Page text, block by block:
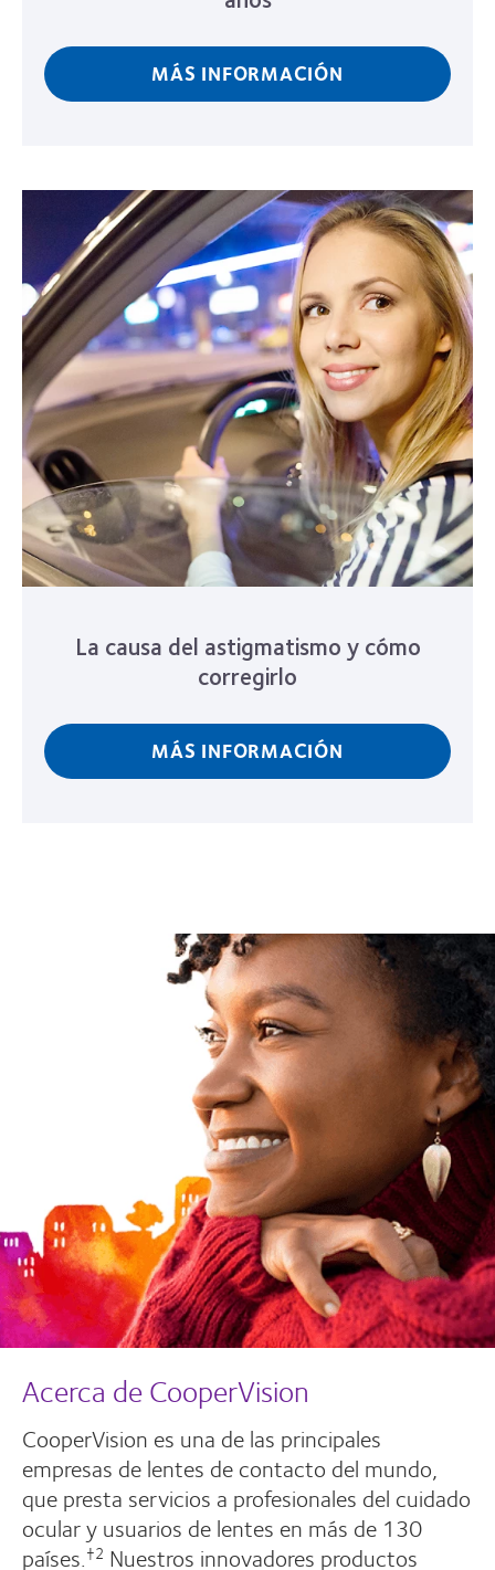
MÁS INFORMACIÓN
La causa del astigmatismo y cómo
corregirlo
MÁS INFORMACIÓN
Acerca de CooperVision
CooperVision es una de las principales
empresas de lentes de contacto del mundo,
que presta servicios a profesionales del cuidado
ocular y usuarios de lentes en más de 130
países.†2 Nuestros innovadores productos